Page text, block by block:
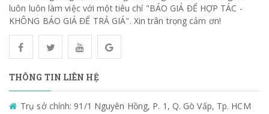
luôn luôn làm việc với một tiêu chí "BÁO GIÁ ĐỂ HỢP TÁC -
KHÔNG BÁO GIÁ ĐỂ TRẢ GIÁ". Xin trân trọng cảm ơn!
THÔNG TIN LIÊN HỆ
Trụ sở chính: 91/1 Nguyên Hồng, P. 1, Q. Gò Vấp, Tp. HCM